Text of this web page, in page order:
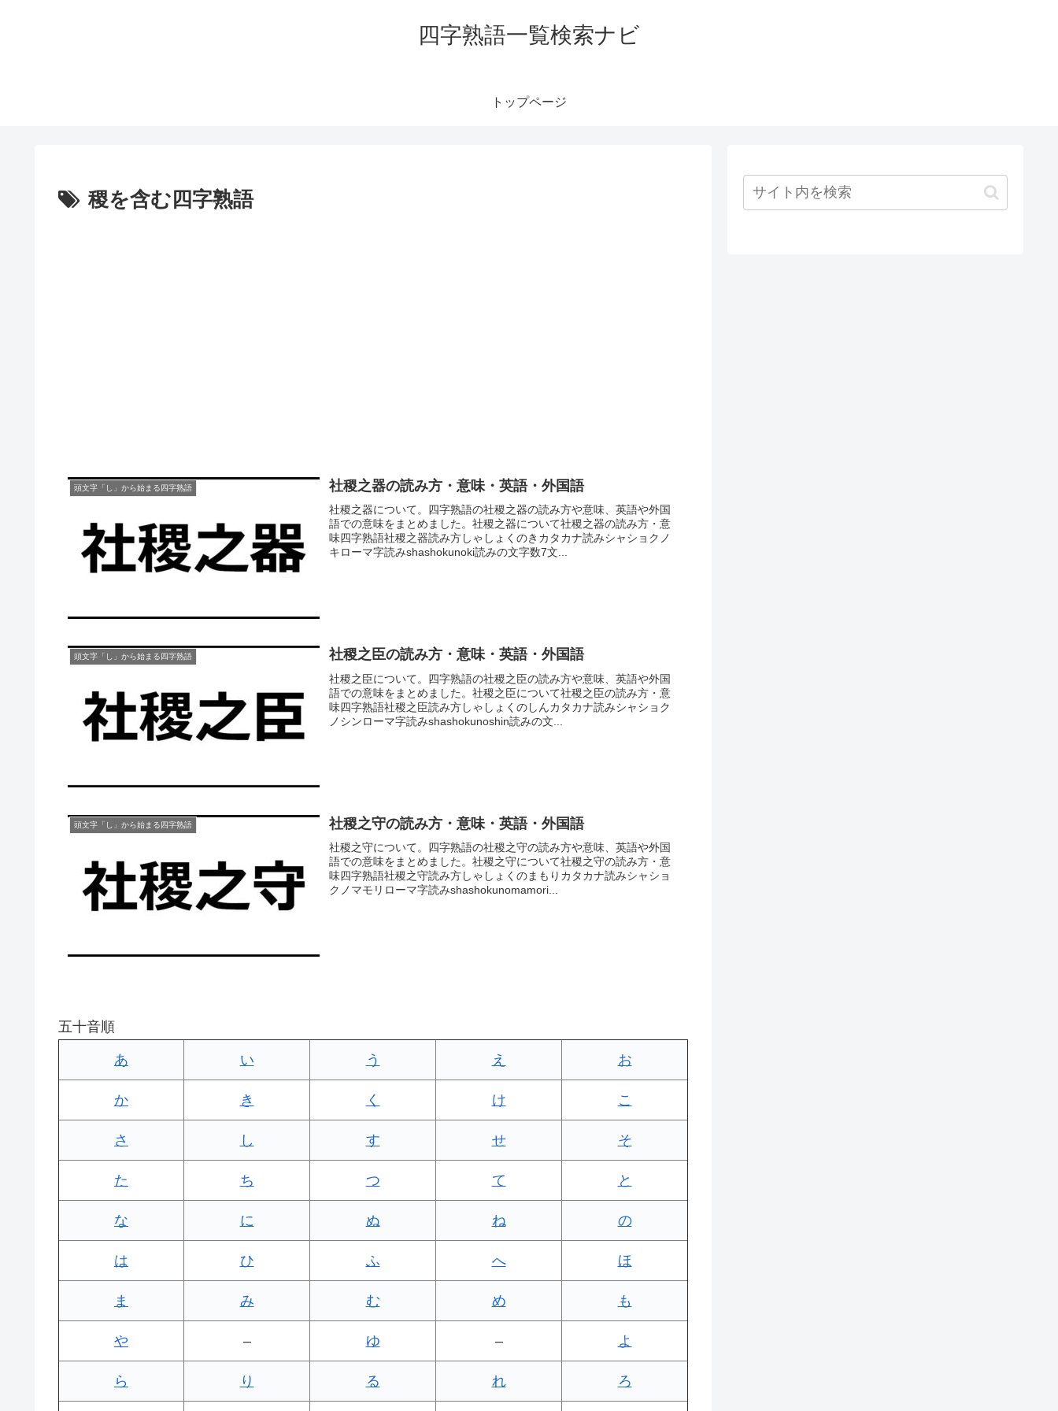
四字熟語一覧検索ナビ
トップページ
稷を含む四字熟語
頭文字「し」から始まる四字熟語 社稷之器の読み方・意味・英語・外国語
社稷之器について。四字熟語の社稷之器の読み方や意味、英語や外国
語での意味をまとめました。社稷之器について社稷之器の読み方・意
味四字熟語社稷之器読み方しゃしょくのきカタカナ読みシャショクノ
キローマ字読みshashokunoki読みの文字数7文...
頭文字「し」から始まる四字熟語 社稷之臣の読み方・意味・英語・外国語
社稷之臣について。四字熟語の社稷之臣の読み方や意味、英語や外国
語での意味をまとめました。社稷之臣について社稷之臣の読み方・意
味四字熟語社稷之臣読み方しゃしょくのしんカタカナ読みシャショク
ノシンローマ字読みshashokunoshin読みの文...
頭文字「し」から始まる四字熟語 社稷之守の読み方・意味・英語・外国語
社稷之守について。四字熟語の社稷之守の読み方や意味、英語や外国
語での意味をまとめました。社稷之守について社稷之守の読み方・意
味四字熟語社稷之守読み方しゃしょくのまもりカタカナ読みシャショ
クノマモリローマ字読みshashokunomamori...
五十音順
あ い う え お
か き く け こ
さ し す せ そ
た ち つ て と
な に ぬ ね の
は ひ ふ へ ほ
ま み む め も
や – ゆ – よ
ら り る れ ろ